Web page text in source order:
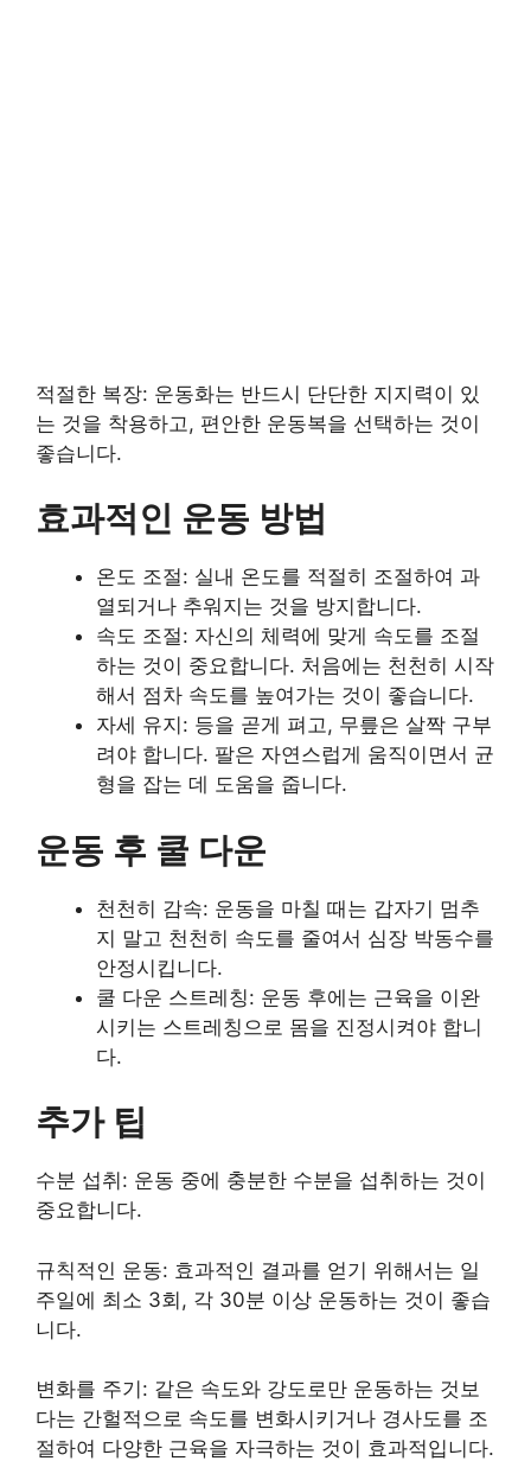
적절한 복장: 운동화는 반드시 단단한 지지력이 있
는 것을 착용하고, 편안한 운동복을 선택하는 것이
좋습니다.
효과적인 운동 방법
온도 조절: 실내 온도를 적절히 조절하여 과
열되거나 추워지는 것을 방지합니다.
속도 조절: 자신의 체력에 맞게 속도를 조절
하는 것이 중요합니다. 처음에는 천천히 시작
해서 점차 속도를 높여가는 것이 좋습니다.
자세 유지: 등을 곧게 펴고, 무릎은 살짝 구부
려야 합니다. 팔은 자연스럽게 움직이면서 균
형을 잡는 데 도움을 줍니다.
운동 후 쿨 다운
천천히 감속: 운동을 마칠 때는 갑자기 멈추
지 말고 천천히 속도를 줄여서 심장 박동수를
안정시킵니다.
쿨 다운 스트레칭: 운동 후에는 근육을 이완
시키는 스트레칭으로 몸을 진정시켜야 합니
다.
추가 팁
수분 섭취: 운동 중에 충분한 수분을 섭취하는 것이
중요합니다.
규칙적인 운동: 효과적인 결과를 얻기 위해서는 일
주일에 최소 3회, 각 30분 이상 운동하는 것이 좋습
니다.
변화를 주기: 같은 속도와 강도로만 운동하는 것보
다는 간헐적으로 속도를 변화시키거나 경사도를 조
절하여 다양한 근육을 자극하는 것이 효과적입니다.